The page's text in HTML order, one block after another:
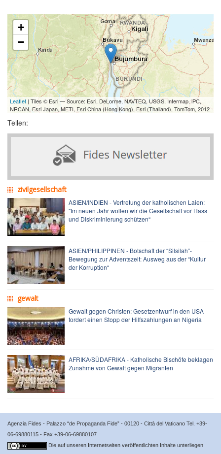
+
−
Leaflet | Tiles © Esri — Source: Esri, DeLorme, NAVTEQ, USGS, Intermap, iPC,
NRCAN, Esri Japan, METI, Esri China (Hong Kong), Esri (Thailand), TomTom, 2012
Teilen:
zivilgesellschaft
ASIEN/INDIEN - Vertretung der katholischen Laien:
"Im neuen Jahr wollen wir die Gesellschaft vor Hass
und Diskriminierung schützen“
ASIEN/PHILIPPINEN - Botschaft der “Silsilah”-
Bewegung zur Adventszeit: Ausweg aus der “Kultur
der Korruption“
gewalt
Gewalt gegen Christen: Gesetzentwurf in den USA
fordert einen Stopp der Hilfszahlungen an Nigeria
AFRIKA/SÜDAFRIKA - Katholische Bischöfe beklagen
Zunahme von Gewalt gegen Migranten
Agenzia Fides - Palazzo “de Propaganda Fide” - 00120 - Città del Vaticano Tel. +39-
06-69880115 - Fax +39-06-69880107
Die auf unseren Internetseiten veröffentlichten Inhalte unterliegen